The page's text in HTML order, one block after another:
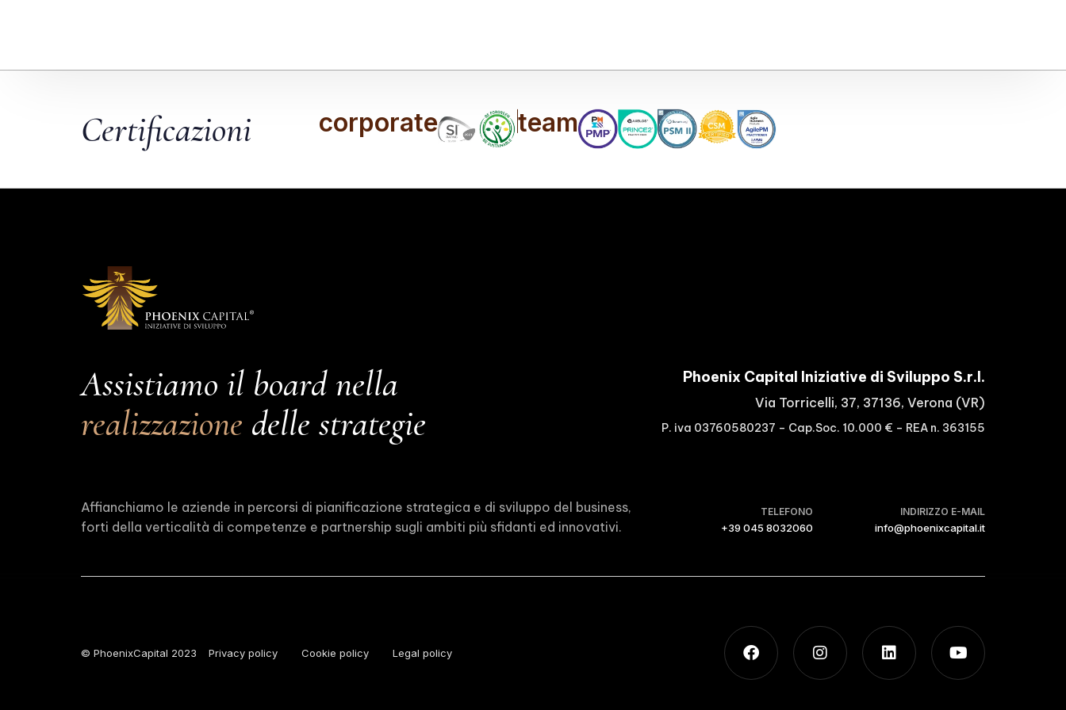
Certificazioni corporate team
Assistiamo il board nella
realizzazione delle strategie
Affianchiamo le aziende in percorsi di pianificazione strategica e di sviluppo del business,
forti della verticalità di competenze e partnership sugli ambiti più sfidanti ed innovativi.
Phoenix Capital Iniziative di Sviluppo S.r.l.
Via Torricelli, 37, 37136, Verona (VR)
P. iva 03760580237 – Cap.Soc. 10.000 € – REA n. 363155
TELEFONO
+39 045 8032060
INDIRIZZO E-MAIL
info@phoenixcapital.it
© PhoenixCapital 2023 Privacy policy Cookie policy Legal policy